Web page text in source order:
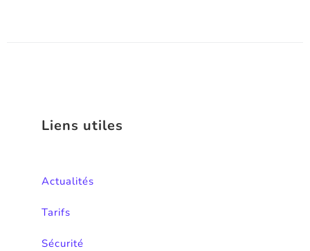
Liens utiles
Actualités
Tarifs
Sécurité